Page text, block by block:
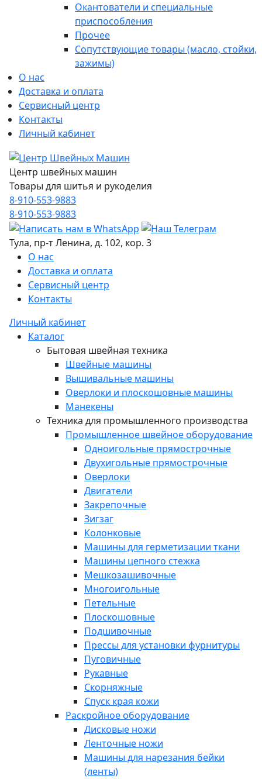
Окантователи и специальные
приспособления
Прочее
Сопутствующие товары (масло, стойки,
зажимы)
О нас
Доставка и оплата
Сервисный центр
Контакты
Личный кабинет
Центр швейных машин
Товары для шитья и рукоделия
8-910-553-9883
8-910-553-9883
Тула, пр-т Ленина, д. 102, кор. 3
О нас
Доставка и оплата
Сервисный центр
Контакты
Личный кабинет
Каталог
Бытовая швейная техника
Швейные машины
Вышивальные машины
Оверлоки и плоскошовные машины
Манекены
Техника для промышленного производства
Промышленное швейное оборудование
Одноигольные прямострочные
Двухигольные прямострочные
Оверлоки
Двигатели
Закрепочные
Зигзаг
Колонковые
Машины для герметизации ткани
Машины цепного стежка
Мешкозашивочные
Многоигольные
Петельные
Плоскошовные
Подшивочные
Прессы для установки фурнитуры
Пуговичные
Рукавные
Скорняжные
Спуск края кожи
Раскройное оборудование
Дисковые ножи
Ленточные ножи
Машины для нарезания бейки
(ленты)